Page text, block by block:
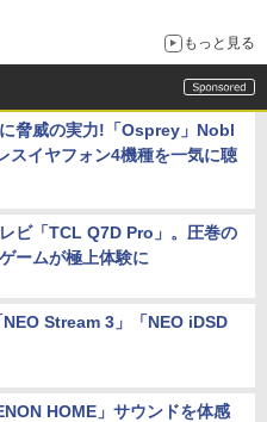
もっと見る
脅威の実力!「Osprey」Nobl
スイヤフォン4機種を一気に聴
ビ「TCL Q7D Pro」。圧巻の
ームが極上体験に
Stream 3」「NEO iDSD
HOME」サウンドを体感